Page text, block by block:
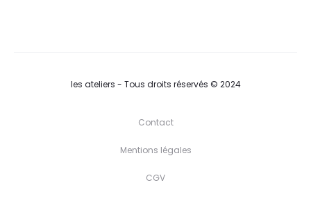
les ateliers - Tous droits réservés © 2024
Contact
Mentions légales
CGV